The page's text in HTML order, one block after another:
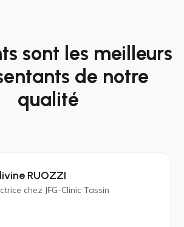
sont les meilleurs
de notre
qualité
RUOZZI
chez JFG-Clinic Tassin